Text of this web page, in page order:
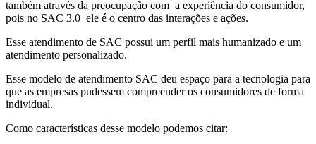
também através da preocupação com a experiência do consumidor,
pois no SAC 3.0 ele é o centro das interações e ações.
Esse atendimento de SAC possui um perfil mais humanizado e um
atendimento personalizado.
Esse modelo de atendimento SAC deu espaço para a tecnologia para
que as empresas pudessem compreender os consumidores de forma
individual.
Como características desse modelo podemos citar: